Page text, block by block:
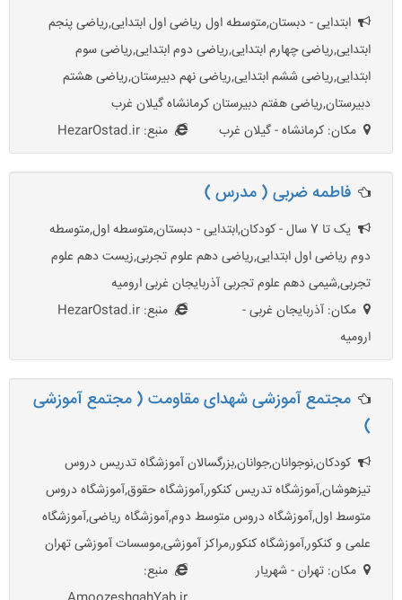
ابتدایی - دبستان,متوسطه اول ریاضی اول ابتدایی,ریاضی پنجم
ابتدایی,ریاضی چهارم ابتدایی,ریاضی دوم ابتدایی,ریاضی سوم
ابتدایی,ریاضی ششم ابتدایی,ریاضی نهم دبیرستان,ریاضی هشتم
دبیرستان,ریاضی هفتم دبیرستان کرمانشاه گیلان غرب
مکان: کرمانشاه - گیلان غرب
منبع: HezarOstad.ir
فاطمه ضربی ( مدرس )
یک تا 7 سال - کودکان,ابتدایی - دبستان,متوسطه اول,متوسطه
دوم ریاضی اول ابتدایی,ریاضی دهم علوم تجربی,زیست دهم علوم
تجربی,شیمی دهم علوم تجربی آذربایجان غربی ارومیه
مکان: آذربایجان غربی -
ارومیه
منبع: HezarOstad.ir
مجتمع آموزشی شهدای مقاومت ( مجتمع آموزشی
)
کودکان,نوجوانان,جوانان,بزرگسالان آموزشگاه تدریس دروس
تیزهوشان,آموزشگاه تدریس کنکور,آموزشگاه حقوق,آموزشگاه دروس
متوسط اول,آموزشگاه دروس متوسط دوم,آموزشگاه ریاضی,آموزشگاه
علمی و کنکور,آموزشگاه کنکور,مراکز آموزشی,موسسات آموزشی تهران
مکان: تهران - شهریار
منبع: